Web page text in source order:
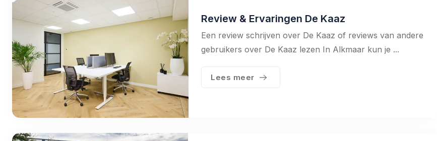
Review & Ervaringen De Kaaz
Een review schrijven over De Kaaz of reviews van andere
gebruikers over De Kaaz lezen In Alkmaar kun je ...
Lees meer